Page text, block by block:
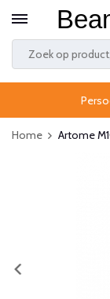
Home Artome